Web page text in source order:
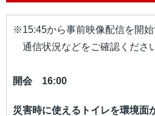
※15:45から事前映像配信を開始
通信状況などをご確認くださ
開会 16:00
災害時に使えるトイレを環境面